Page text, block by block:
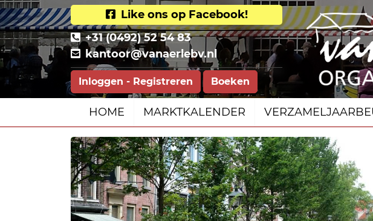
Like ons op Facebook!
+31 (0492) 52 54 83
kantoor@vanaerlebv.nl
Inloggen - Registreren Boeken
HOME MARKTKALENDER